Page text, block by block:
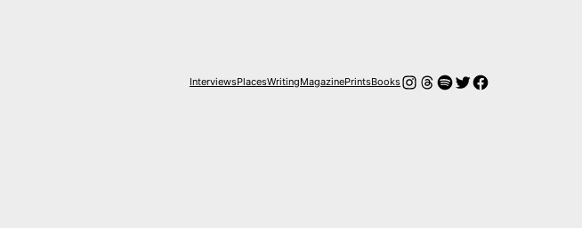
InterviewsPlacesWritingMagazinePrintsBooksInstagram
Hilos
Spotify
Twitter
Facebook